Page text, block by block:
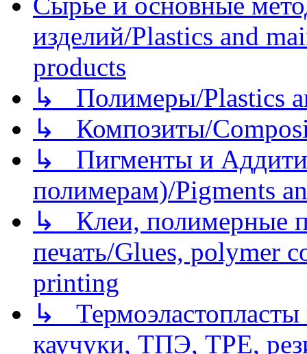
изделий/Plastics and
products
↳ Полимеры/Plastics
↳ Композиты/
↳ Пигменты и
полимерам)/Pigments
↳ Клеи, полимерные
печать/Glues, polymer
printing
↳
каучуки, ТПЭ, TPE,